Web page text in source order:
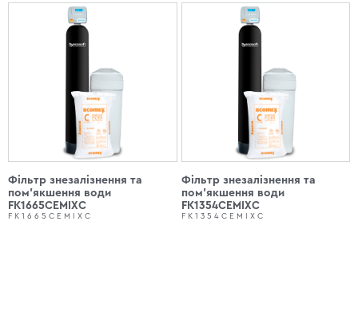
Фільтр знезалізнення та
пом'якшення води
FK1665CEMIXC
FK1665CEMIXC
Фільтр знезалізнення та
пом'якшення води
FK1354CEMIXC
FK1354CEMIXC